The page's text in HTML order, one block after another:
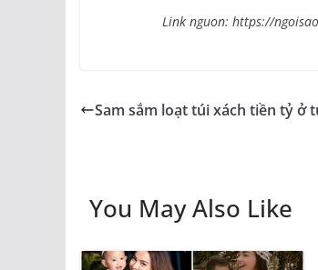
Link nguon: https://
Sam sắm loạt túi xách tiền tỷ ở
You May Also Like